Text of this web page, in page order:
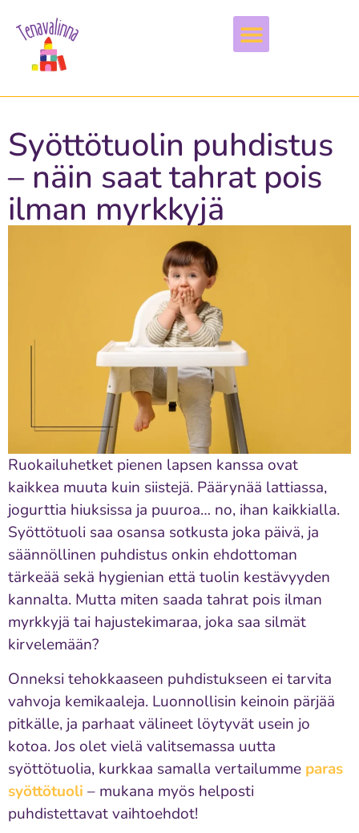
Syöttötuolin puhdistus
– näin saat tahrat pois
ilman myrkkyjä
Ruokailuhetket pienen lapsen kanssa ovat
kaikkea muuta kuin siistejä. Päärynää lattiassa,
jogurttia hiuksissa ja puuroa… no, ihan kaikkialla.
Syöttötuoli saa osansa sotkusta joka päivä, ja
säännöllinen puhdistus onkin ehdottoman
tärkeää sekä hygienian että tuolin kestävyyden
kannalta. Mutta miten saada tahrat pois ilman
myrkkyjä tai hajustekimaraa, joka saa silmät
kirvelemään?
Onneksi tehokkaaseen puhdistukseen ei tarvita
vahvoja kemikaaleja. Luonnollisin keinoin pärjää
pitkälle, ja parhaat välineet löytyvät usein jo
kotoa. Jos olet vielä valitsemassa uutta
syöttötuolia, kurkkaa samalla vertailumme paras
syöttötuoli – mukana myös helposti
puhdistettavat vaihtoehdot!